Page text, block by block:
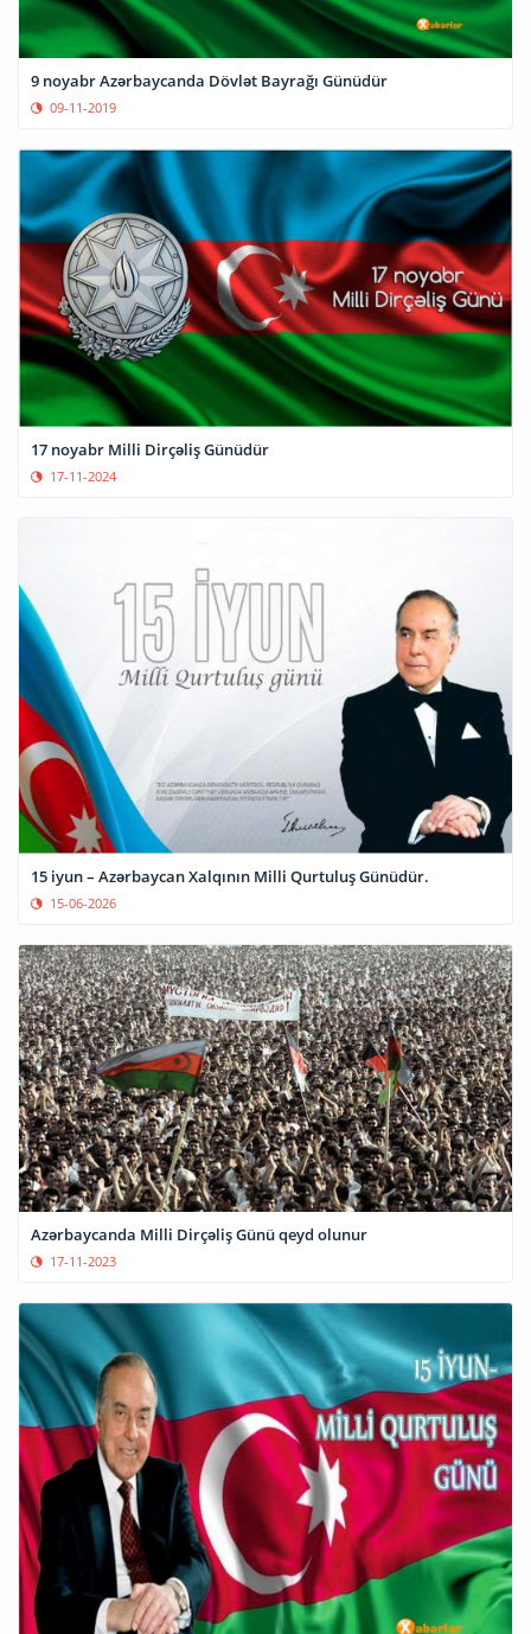
9 noyabr Azərbaycanda Dövlət Bayrağı Günüdür
09-11-2019
17 noyabr Milli Dirçəliş Günüdür
17-11-2024
15 iyun – Azərbaycan Xalqının Milli Qurtuluş Günüdür.
15-06-2026
Azərbaycanda Milli Dirçəliş Günü qeyd olunur
17-11-2023